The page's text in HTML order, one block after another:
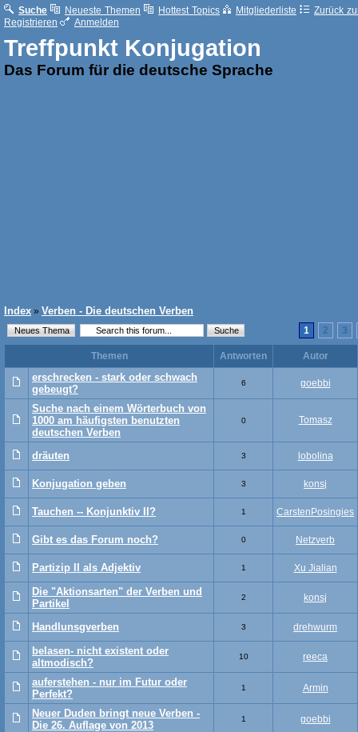
Suche Neueste Themen Hottest Topics Mitgliederliste
Zurück
Registrieren
Anmelden
Treffpunkt Konjugation
Das Forum für die deutsche Sprache
Index » Verben - Die deutschen Verben
1 2 3
Themen Antworten Autor
erschrecken - stark oder schwach
gebeugt?
6 goebbi
Suche nach einem Wörterbuch von
1000 am häufigsten benutzten
deutschen Verben
0 Tomasz
dräuten 3 lobolina
Konjugation geben 3 konsj
Tauchen -- Konjunktiv II? 1 CarstenPosingies
Gibt es das Forum noch? 0 Netzverb
Partizip II als Adjektiv 1 Xu Jialian
Die "Aktionsarten" der Verben und
Partikel
2 konsj
Handlunsgverben 3 drehwurm
belasen- nicht existent oder
altmodisch?
10 reeca
auferstehen - nur im Futur oder
Perfekt?
1 Armin
Neuer Duden bringt neue Verben -
Die 26. Auflage von 2013
1 goebbi